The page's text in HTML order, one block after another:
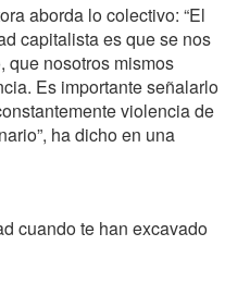
aborda lo colectivo: “El
capitalista es que se nos
que nosotros mismos
Es importante señalarlo
violencia de
ha dicho en una
cuando te han excavado